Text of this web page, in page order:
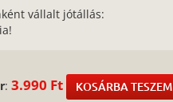
vállalt jótállás:
:3.990 Ft KOSÁRBA TESZEM